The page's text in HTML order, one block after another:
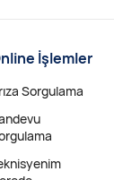
İşlemler
Sorgulama